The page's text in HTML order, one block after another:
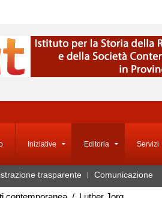
Iniziative Editoria Servizi
trasparente Comunicazione